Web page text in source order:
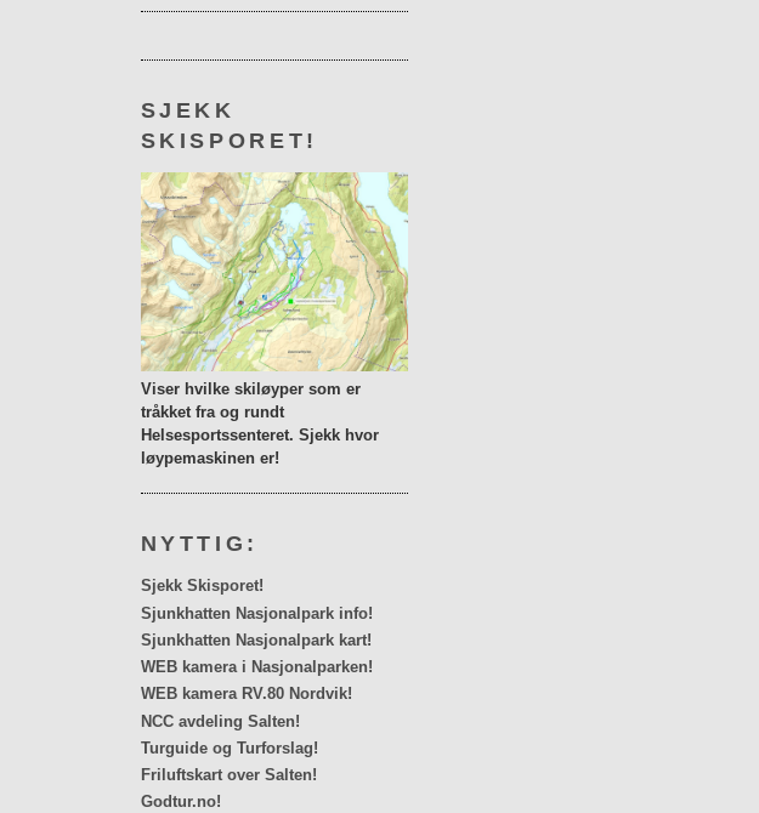
SJEKK
SKISPORET!
Viser hvilke skiløyper som er
tråkket fra og rundt
Helsesportssenteret. Sjekk hvor
løypemaskinen er!
NYTTIG:
Sjekk Skisporet!
Sjunkhatten Nasjonalpark info!
Sjunkhatten Nasjonalpark kart!
WEB kamera i Nasjonalparken!
WEB kamera RV.80 Nordvik!
NCC avdeling Salten!
Turguide og Turforslag!
Friluftskart over Salten!
Godtur.no!